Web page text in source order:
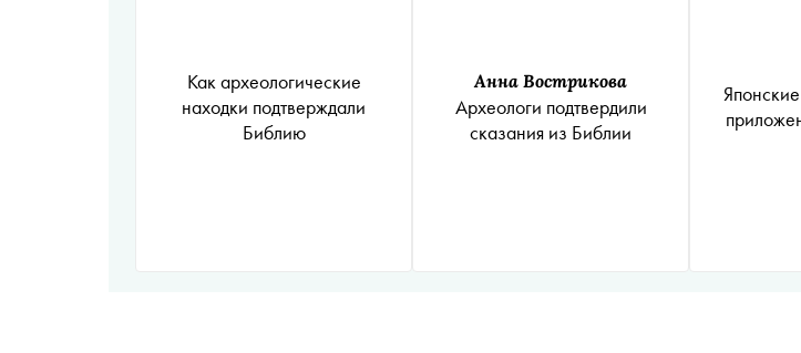
Как археологические
находки подтверждали
Библию
Анна Вострикова
Археологи подтвердили
сказания из Библии